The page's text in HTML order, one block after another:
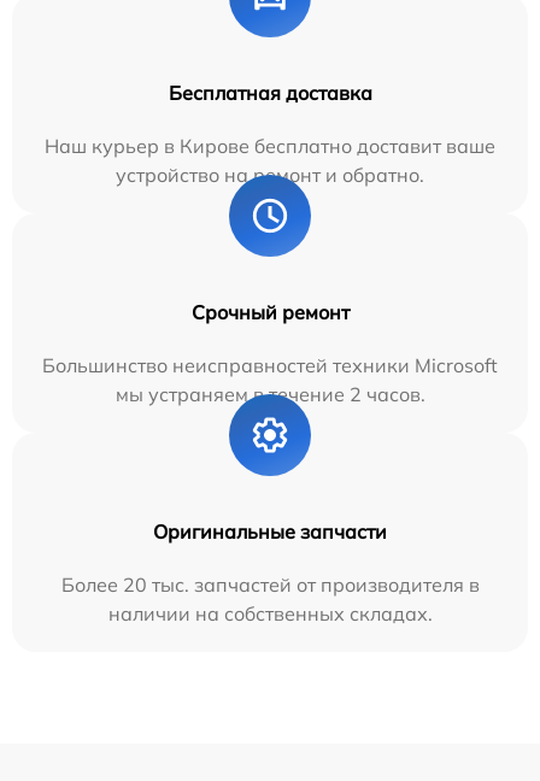
Бесплатная доставка
Наш курьер в Кирове бесплатно доставит ваше
устройство на ремонт и обратно.
Срочный ремонт
Большинство неисправностей техники Microsoft
мы устраняем в течение 2 часов.
Оригинальные запчасти
Более 20 тыс. запчастей от производителя в
наличии на собственных складах.